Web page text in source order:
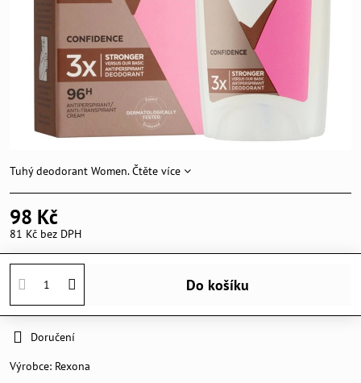
Tuhý deodorant Women.Čtěte více
98 Kč
81 Kč bez DPH
Do košíku
Doručení
Výrobce: Rexona